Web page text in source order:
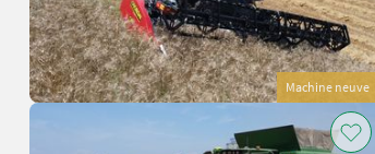
Machine neuve